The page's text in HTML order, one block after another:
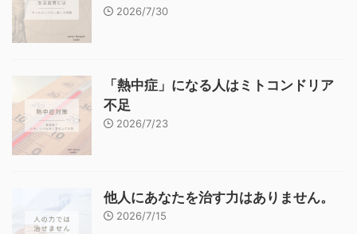
2026/7/30
「熱中症」になる人はミトコンドリア
不足
2026/7/23
他人にあなたを治す力はありません。
2026/7/15